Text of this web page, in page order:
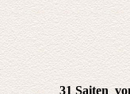
Alina
31 Saiten von